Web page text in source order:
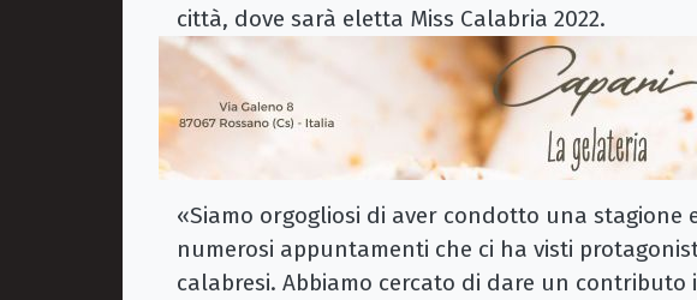
città, dove sarà eletta Miss Calabria 2022.
«Siamo orgogliosi di aver condotto una stagione
numerosi appuntamenti che ci ha visti
calabresi. Abbiamo cercato di dare un